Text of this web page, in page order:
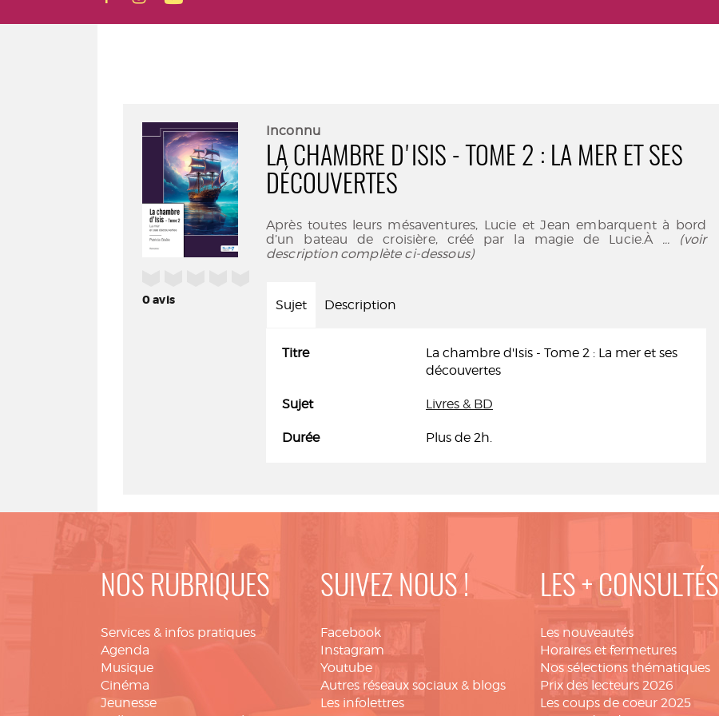
0avis
Inconnu
LA CHAMBRE D'ISIS - TOME 2 : LA MER ET SES
DÉCOUVERTES
Après toutes leurs mésaventures, Lucie et Jean embarquent à bord
d’un bateau de croisière, créé par la magie de Lucie.À ... (voir
description complète ci-dessous)
Sujet Description
Titre
La chambre d'Isis - Tome 2 : La mer et ses
découvertes
Sujet Livres & BD
Durée Plus de 2h.
NOS RUBRIQUES
Services & infos pratiques
Agenda
Musique
Cinéma
Jeunesse
SUIVEZ NOUS !
Facebook
Instagram
Youtube
Autres réseaux sociaux & blogs
Les infolettres
LES + CONSULTÉS
Les nouveautés
Horaires et fermetures
Nos sélections thématiques
Prix des lecteurs 2026
Les coups de coeur 2025